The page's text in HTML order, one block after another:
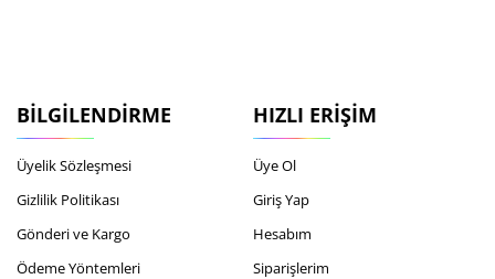
BILGILENDIRME
Üyelik Sözleşmesi
Gizlilik Politikası
Gönderi ve Kargo
Ödeme Yöntemleri
HIZLI ERIŞIM
Üye Ol
Giriş Yap
Hesabım
Siparişlerim